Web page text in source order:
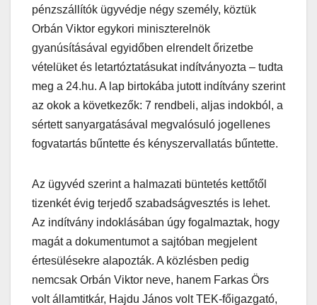
pénzszállítók ügyvédje négy személy, köztük
Orbán Viktor egykori miniszterelnök
gyanúsításával egyidőben elrendelt őrizetbe
vételüket és letartóztatásukat indítványozta – tudta
meg a 24.hu. A lap birtokába jutott indítvány szerint
az okok a következők: 7 rendbeli, aljas indokból, a
sértett sanyargatásával megvalósuló jogellenes
fogvatartás bűntette és kényszervallatás bűntette.
Az ügyvéd szerint a halmazati büntetés kettőtől
tizenkét évig terjedő szabadságvesztés is lehet.
Az indítvány indoklásában úgy fogalmaztak, hogy
magát a dokumentumot a sajtóban megjelent
értesülésekre alapozták. A közlésben pedig
nemcsak Orbán Viktor neve, hanem Farkas Örs
volt államtitkár, Hajdu János volt TEK-főigazgató,